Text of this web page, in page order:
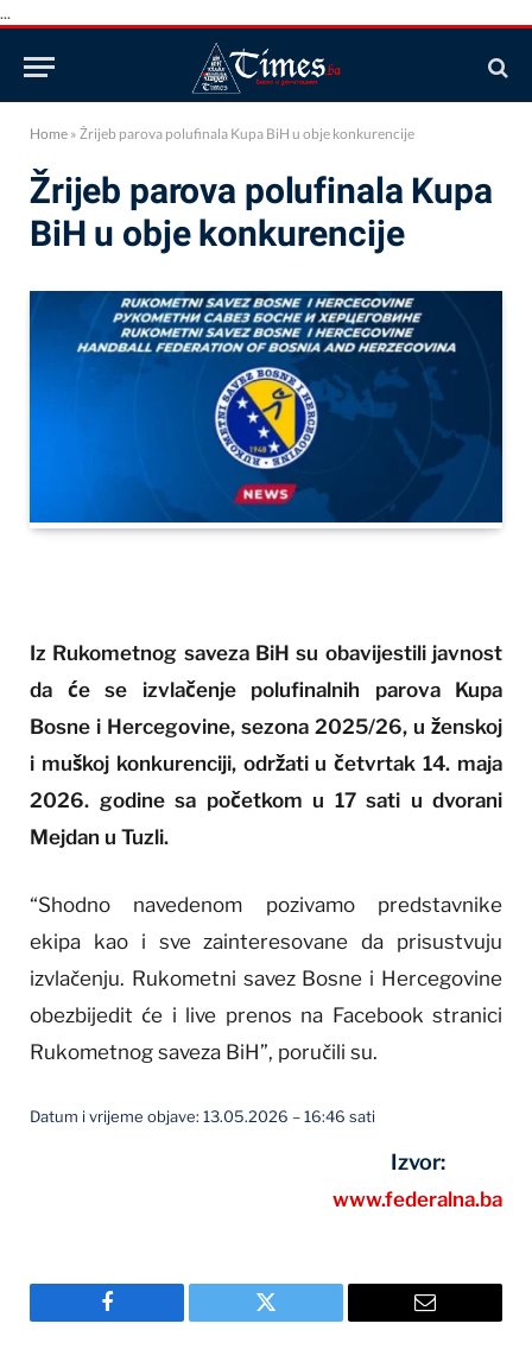
...
Home » Žrijeb parova polufinala Kupa BiH u obje konkurencije
Žrijeb parova polufinala Kupa
BiH u obje konkurencije
Iz Rukometnog saveza BiH su obavijestili javnost
da će se izvlačenje polufinalnih parova Kupa
Bosne i Hercegovine, sezona 2025/26, u ženskoj
i muškoj konkurenciji, održati u četvrtak 14. maja
2026. godine sa početkom u 17 sati u dvorani
Mejdan u Tuzli.
“Shodno navedenom pozivamo predstavnike
ekipa kao i sve zainteresovane da prisustvuju
izvlačenju. Rukometni savez Bosne i Hercegovine
obezbijedit će i live prenos na Facebook stranici
Rukometnog saveza BiH”, poručili su.
Datum i vrijeme objave: 13.05.2026 – 16:46 sati
Izvor:
www.federalna.ba
Facebook Twitter Email